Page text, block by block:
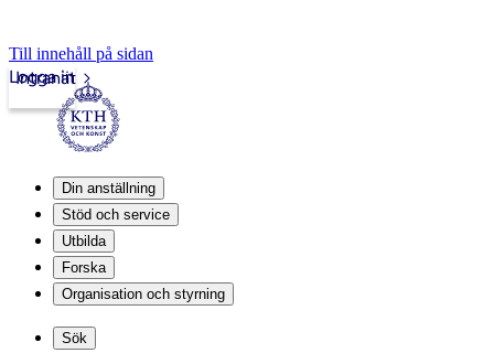
Till innehåll på sidan
Intranät
Logga in
Din anställning
Stöd och service
Utbilda
Forska
Organisation och styrning
Sök